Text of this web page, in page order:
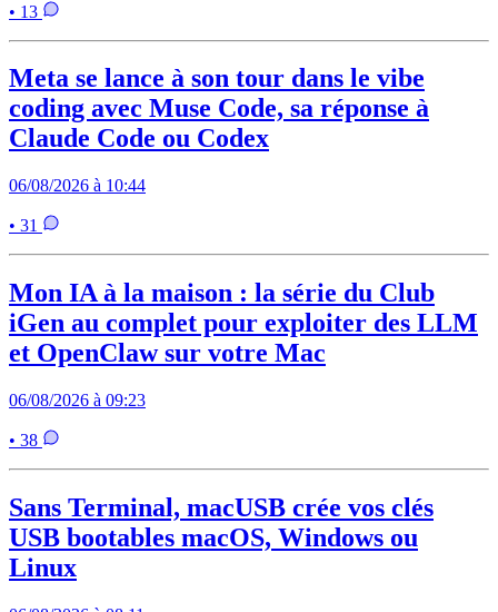
• 13
Meta se lance à son tour dans le vibe
coding avec Muse Code, sa réponse à
Claude Code ou Codex
06/08/2026 à 10:44
• 31
Mon IA à la maison : la série du Club
iGen au complet pour exploiter des LLM
et OpenClaw sur votre Mac
06/08/2026 à 09:23
• 38
Sans Terminal, macUSB crée vos clés
USB bootables macOS, Windows ou
Linux